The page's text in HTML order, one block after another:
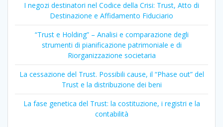
I negozi destinatori nel Codice della Crisi: Trust, Atto di
Destinazione e Affidamento Fiduciario
“Trust e Holding” – Analisi e comparazione degli
strumenti di pianificazione patrimoniale e di
Riorganizzazione societaria
La cessazione del Trust. Possibili cause, il “Phase out” del
Trust e la distribuzione dei beni
La fase genetica del Trust: la costituzione, i registri e la
contabilità